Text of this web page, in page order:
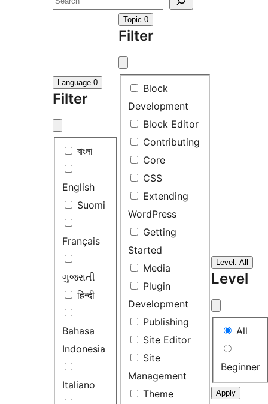
Language 0
Filter
Filterবাংলা
English
Suomi
Français
ગુજરાતી
हिन्दी
Bahasa
Indonesia
Italiano
Topic 0
Filter
FilterBlock
Development
Block Editor
Contributing
Core
CSS
Extending
WordPress
Getting
Started
Media
Plugin
Development
Publishing
Site Editor
Site
Management
Theme
Level: All
Level
Level
All
Beginner